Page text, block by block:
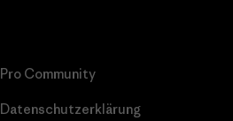
Pro Community
Datenschutzerklärung